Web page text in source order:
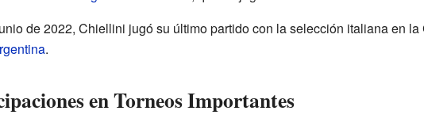
de 2022, Chiellini jugó su último partido con la selección italiana en
.
en Torneos Importantes